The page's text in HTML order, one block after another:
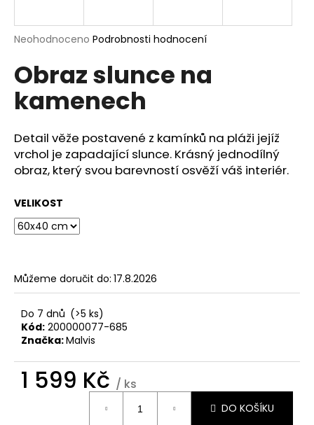
Průměrné
produktu
je
0,0
hvězdiček.
Neohodnoceno Podrobnosti hodnocení
Obraz slunce na
kamenech
Detail věže postavené z kamínků na pláži jejíž
vrchol je zapadající slunce. Krásný jednodílný
obraz, který svou barevností osvěží váš interiér.
VELIKOST
Můžeme doručit do: 17.8.2026
Do 7 dnů (>5 ks)
Kód: 200000077-685
Značka:Malvis
1 599 Kč / ks
DO KOŠÍKU
j
t
?
HLEDAT
D
o
r
č
u
e
m